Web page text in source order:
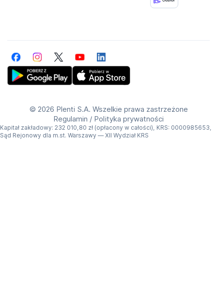
FacebookInstagramTwitterYouTubeLinkedIn
© 2026 Plenti S.A. Wszelkie prawa zastrzeżone
Regulamin / Polityka prywatności
Kapitał zakładowy: 232 010,80 zł (opłacony w całości), KRS: 0000985653,
Sąd Rejonowy dla m.st. Warszawy — XII Wydział KRS